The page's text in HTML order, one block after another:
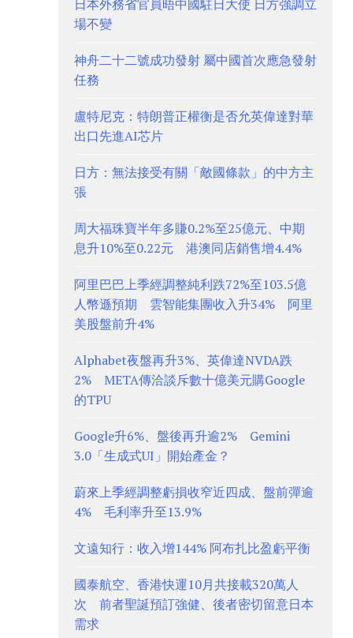
日本外務省官員晤中國駐日大使 日方強調立
場不變
神舟二十二號成功發射 屬中國首次應急發射
任務
盧特尼克：特朗普正權衡是否允英偉達對華
出口先進AI芯片
日方：無法接受有關「敵國條款」的中方主
張
周大福珠寶半年多賺0.2%至25億元、中期
息升10%至0.22元 港澳同店銷售增4.4%
阿里巴巴上季經調整純利跌72%至103.5億
人幣遜預期 雲智能集團收入升34% 阿里
美股盤前升4%
Alphabet夜盤再升3%、英偉達NVDA跌
2% META傳洽談斥數十億美元購Google
的TPU
Google升6%、盤後再升逾2% Gemini
3.0「生成式UI」開始產金？
蔚來上季經調整虧損收窄近四成、盤前彈逾
4% 毛利率升至13.9%
文遠知行：收入增144% 阿布扎比盈虧平衡
國泰航空、香港快運10月共接載320萬人
次 前者聖誕預訂強健、後者密切留意日本
需求